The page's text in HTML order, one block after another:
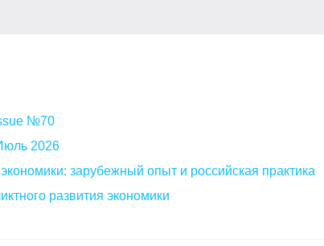
№70
2026
зарубежный опыт и российская практика
развития экономики